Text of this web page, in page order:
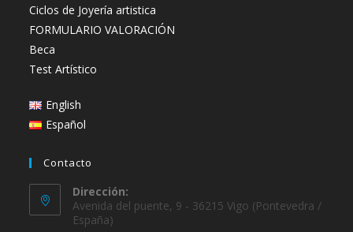
Ciclos de Joyería artistica
FORMULARIO VALORACIÓN
Beca
Test Artístico
English
Español
Contacto
Dirección:
Avenida del puente, 9 - 36215 Vigo (Pontevedra /
España)